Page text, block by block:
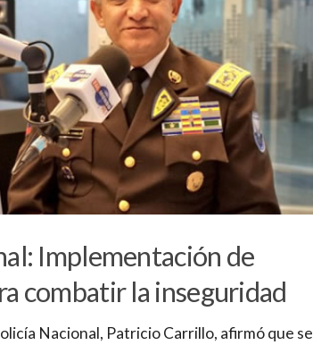
Implementación de
combatir la inseguridad
Nacional, Patricio Carrillo, afirmó que se